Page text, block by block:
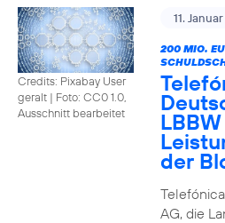
Credits: Pixabay User
geralt | Foto: CC0 1.0,
Ausschnitt bearbeitet
11.
200 MIO.
der
AG, die